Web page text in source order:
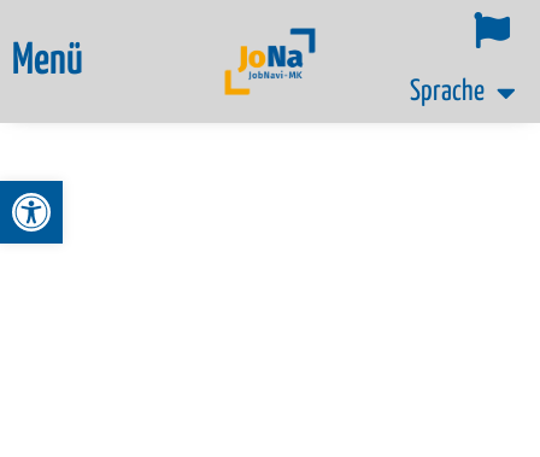
Werkzeugleiste öffnen
Menü
Sprache